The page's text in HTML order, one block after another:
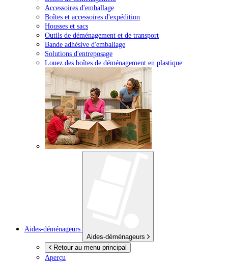
Accessoires d'emballage
Boîtes et accessoires d'expédition
Housses et sacs
Outils de déménagement et de transport
Bande adhésive d'emballage
Solutions d'entreposage
Louez des boîtes de déménagement en plastique
Aides-déménageurs
Aides-déménageurs
Retour au menu principal
Aperçu